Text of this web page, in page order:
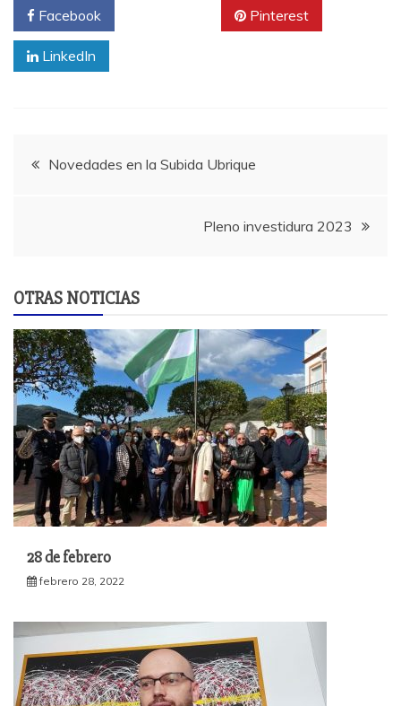
Facebook Pinterest
LinkedIn
Navegación
Novedades en la Subida Ubrique
Pleno investidura 2023
OTRAS NOTICIAS
28 de febrero
febrero 28, 2022